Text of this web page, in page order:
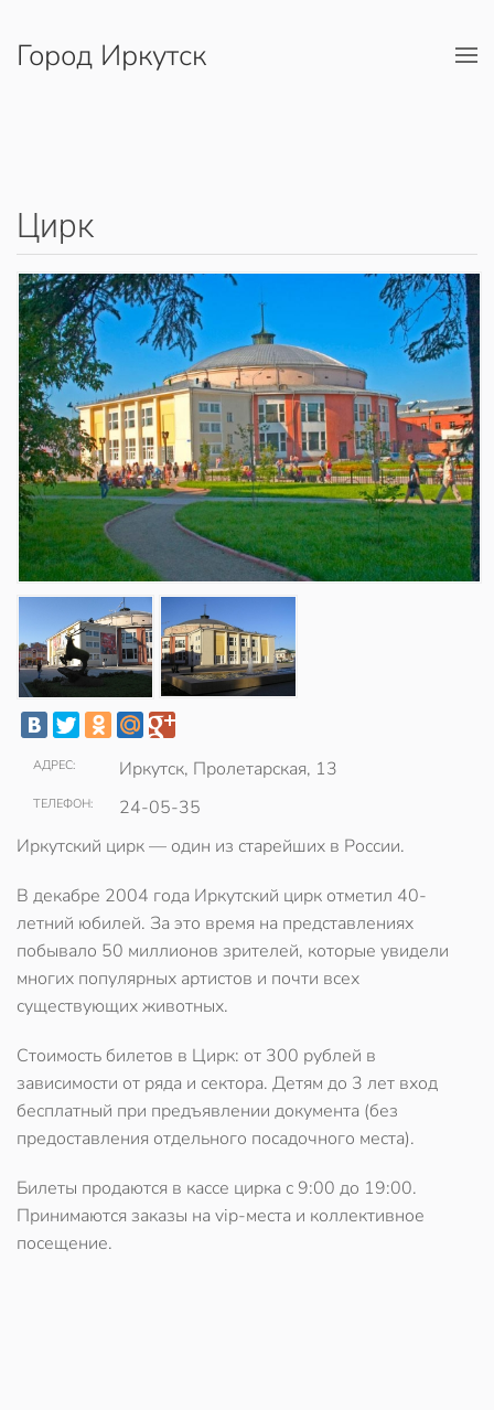
Перейти к содержимому
Город Иркутск
Цирк
АДРЕС: Иркутск, Пролетарская, 13
ТЕЛЕФОН:
24-05-35
Иркутский цирк — один из старейших в России.
В декабре 2004 года Иркутский цирк отметил 40-
летний юбилей. За это время на представлениях
побывало 50 миллионов зрителей, которые увидели
многих популярных артистов и почти всех
существующих животных.
Стоимость билетов в Цирк: от 300 рублей в
зависимости от ряда и сектора. Детям до 3 лет вход
бесплатный при предъявлении документа (без
предоставления отдельного посадочного места).
Билеты продаются в кассе цирка с 9:00 до 19:00.
Принимаются заказы на vip-места и коллективное
посещение.